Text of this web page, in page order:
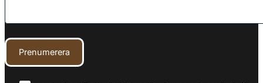
Prenumerera